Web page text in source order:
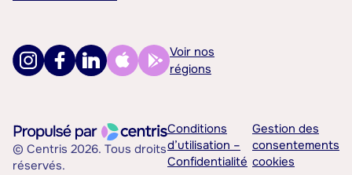
Voir nos
régions
© Centris 2026. Tous droits
réservés.
Conditions
d’utilisation –
Confidentialité
Gestion des
consentements
cookies